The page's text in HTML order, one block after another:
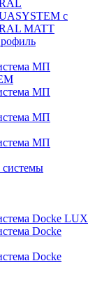
с
MATT
МП
МП
МП
МП
системы
Docke LUX
Docke
Docke